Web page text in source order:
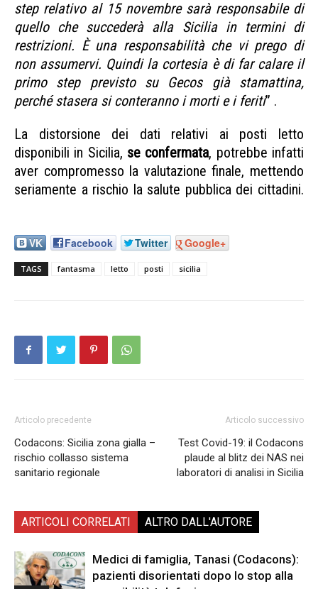
step relativo al 15 novembre sarà responsabile di
quello che succederà alla Sicilia in termini di
restrizioni. È una responsabilità che vi prego di
non assumervi. Quindi la cortesia è di far calare il
primo step previsto su Gecos già stamattina,
perché stasera si conteranno i morti e i feriti” .
La distorsione dei dati relativi ai posti letto
disponibili in Sicilia, se confermata, potrebbe infatti
aver compromesso la valutazione finale, mettendo
seriamente a rischio la salute pubblica dei cittadini.
VK Facebook Twitter Google+
TAGS fantasma letto posti sicilia
Articolo precedente
Codacons: Sicilia zona gialla –
rischio collasso sistema
sanitario regionale
Articolo successivo
Test Covid-19: il Codacons
plaude al blitz dei NAS nei
laboratori di analisi in Sicilia
ARTICOLI CORRELATI ALTRO DALL'AUTORE
Medici di famiglia, Tanasi (Codacons):
pazienti disorientati dopo lo stop alla